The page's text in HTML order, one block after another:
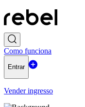
Como funciona
Entrar
Vender ingresso